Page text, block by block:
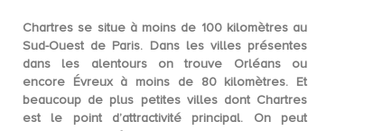
Chartresse situe à moins de 100 kilomètres au
Sud-Ouest de Paris. Dans les villes présentes
dans les alentours on trouve Orléans ou
encore Évreux à moins de 80 kilomètres. Et
beaucoup de plus petites villes dont Chartres
est le point d’attractivité principal. On peut